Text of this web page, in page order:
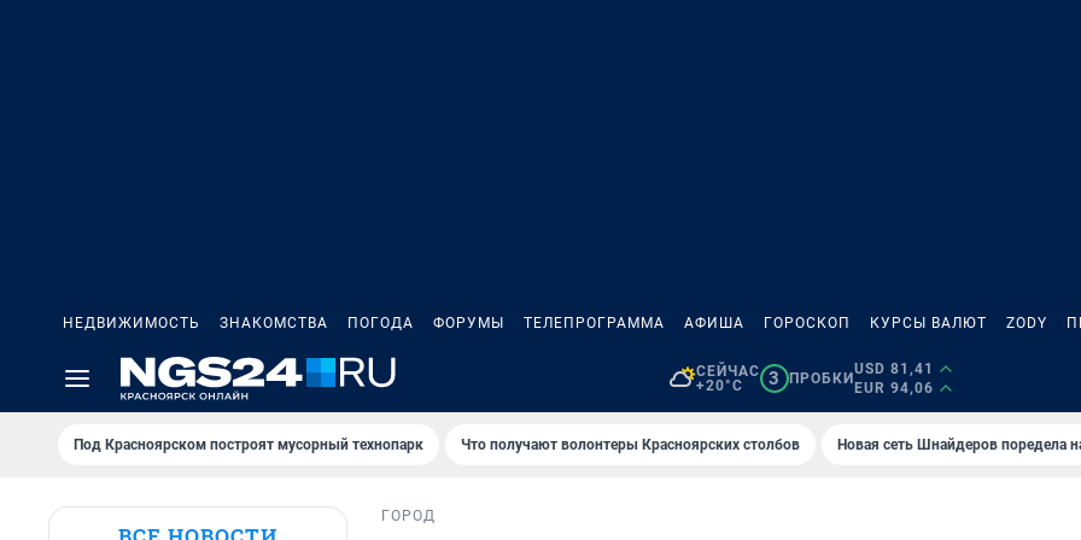
НЕДВИЖИМОСТЬ ЗНАКОМСТВА ПОГОДА ФОРУМЫ ТЕЛЕПРОГРАММА АФИША ГОРОСКОП КУРСЫ ВАЛЮТ ZODY
СЕЙЧАС
+20°C
3 ПРОБКИ
USD 81,41
EUR 94,06
Под Крaсноярском построят мусорный технопарк Что получают волонтеры Красноярских столбов Новая сеть Шнайдеров поредела
ГОРОД